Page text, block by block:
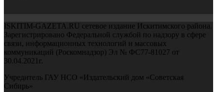
ISKITIM-GAZETA.RU сетевое издание Искитимского района.
Зарегистрировано Федеральной службой по надзору в сфере
связи, информационных технологий и массовых
коммуникаций (Роскомнадзор) Эл № ФС77-81027 от
30.04.2021г.
Учредитель ГАУ НСО «Издательский дом «Советская
Сибирь»